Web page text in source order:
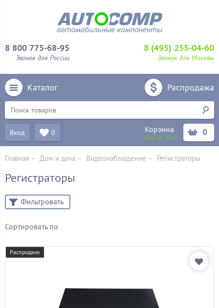
8 800 775-68-95
Звонок для России
8 (495) 255-04-60
Звонок для Москвы
Каталог Распродажа
Вход 0 Корзина
Ваш ID:8243
0
Главная – Дом и дача – Видеонаблюдение – Регистраторы
Регистраторы
Сортировать по
Распродано
Бренд
Фильтровать